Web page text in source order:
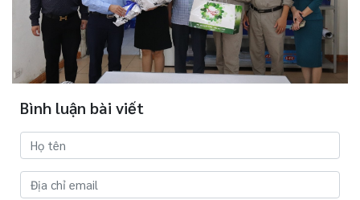
Bình luận bài viết